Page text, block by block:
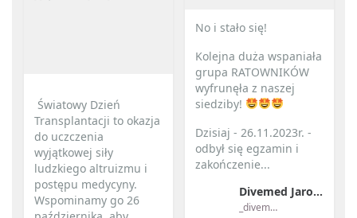
No i stało się! ️
Kolejna duża wspaniała
grupa RATOWNIKÓW
wyfrunęła z naszej
siedziby!
Dzisiaj - 26.11.2023r. -
odbył się egzamin i
zakończenie...
Divemed Jarosław Przybylski
_divemed_
️ Światowy Dzień
Transplantacji to okazja
do uczczenia
wyjątkowej siły
ludzkiego altruizmu i
postępu medycyny. ️
Wspominamy go 26